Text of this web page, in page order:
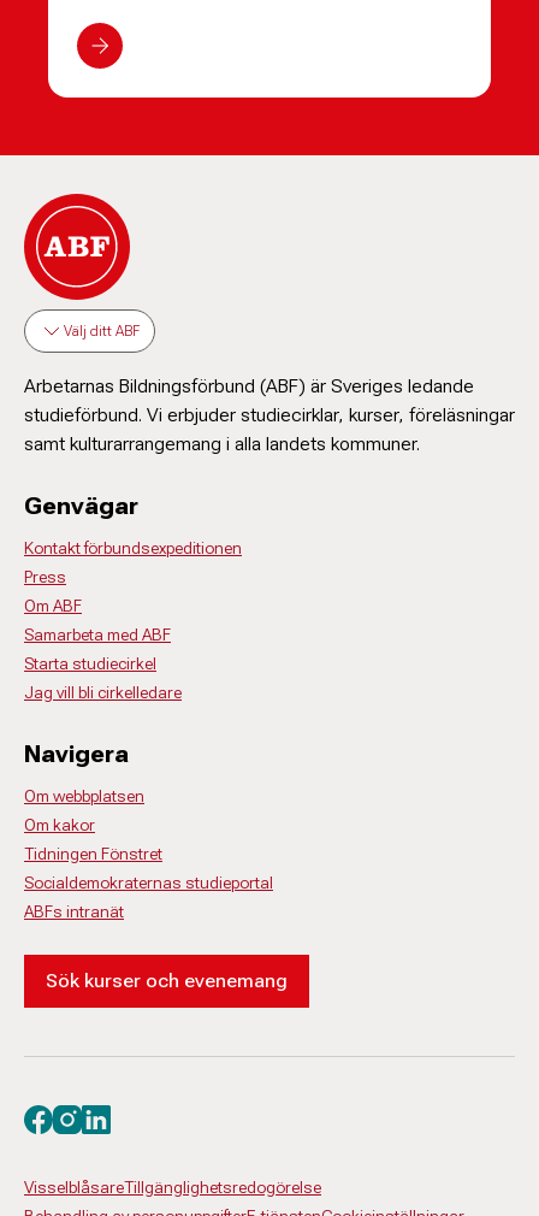
Välj ditt ABF
Arbetarnas Bildningsförbund (ABF) är Sveriges ledande
studieförbund. Vi erbjuder studiecirklar, kurser, föreläsningar
samt kulturarrangemang i alla landets kommuner.
Genvägar
Kontakt förbundsexpeditionen
Press
Om ABF
Samarbeta med ABF
Starta studiecirkel
Jag vill bli cirkelledare
Navigera
Om webbplatsen
Om kakor
Tidningen Fönstret
Socialdemokraternas studieportal
ABFs intranät
Sök kurser och evenemang
VisselblåsareTillgänglighetsredogörelse
Besök oss på facebook
Besök oss på instagram
Besök oss på linkedin